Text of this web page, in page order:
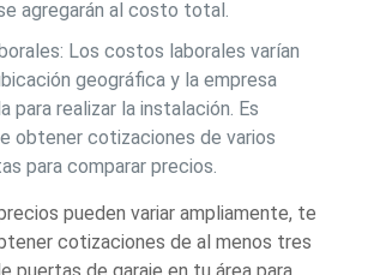
agregarán al costo total.
Los costos laborales varían
geográfica y la empresa
para realizar la instalación. Es
obtener cotizaciones de varios
para comparar precios.
pueden variar ampliamente, te
cotizaciones de al menos tres